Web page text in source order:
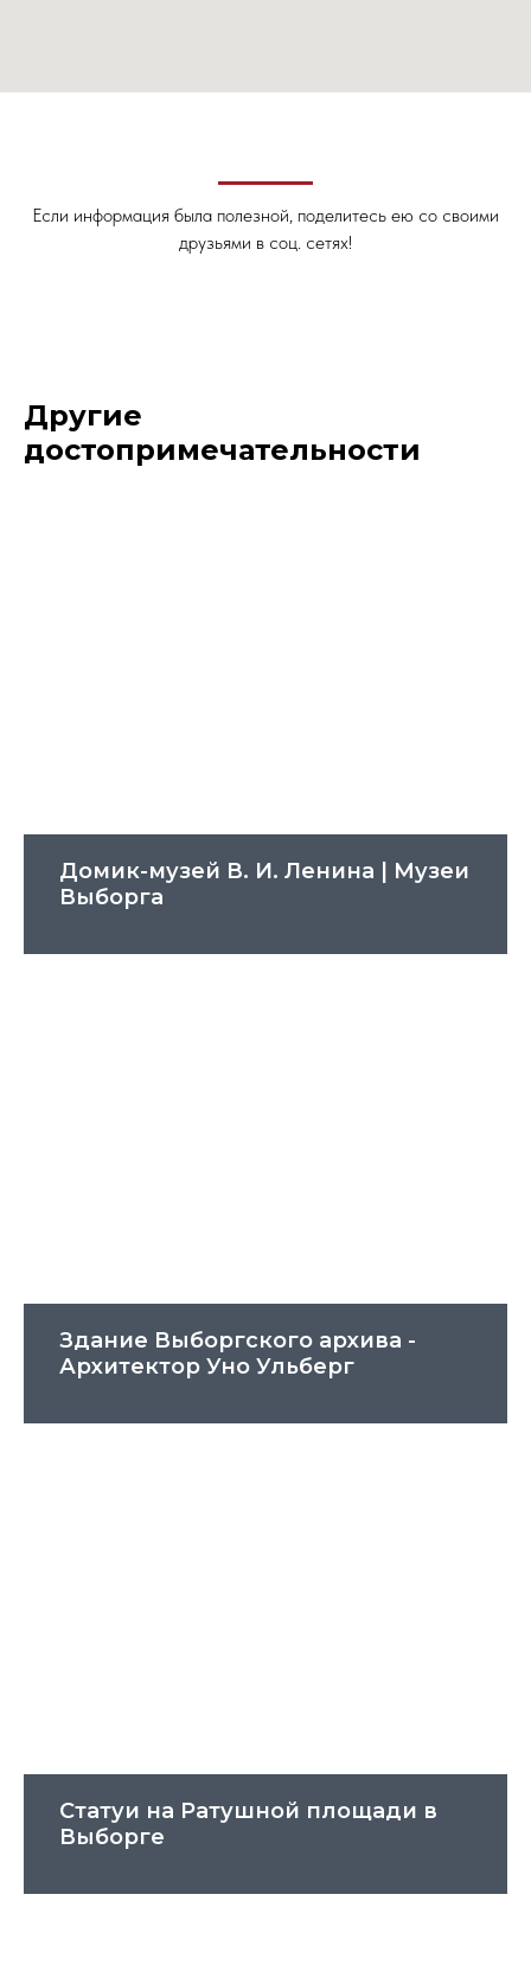
Если информация была полезной, поделитесь ею со своими
друзьями в соц. сетях!
Другие
достопримечательности
Домик-музей В. И. Ленина | Музеи
Выборга
Здание Выборгского архива -
Архитектор Уно Ульберг
Статуи на Ратушной площади в
Выборге